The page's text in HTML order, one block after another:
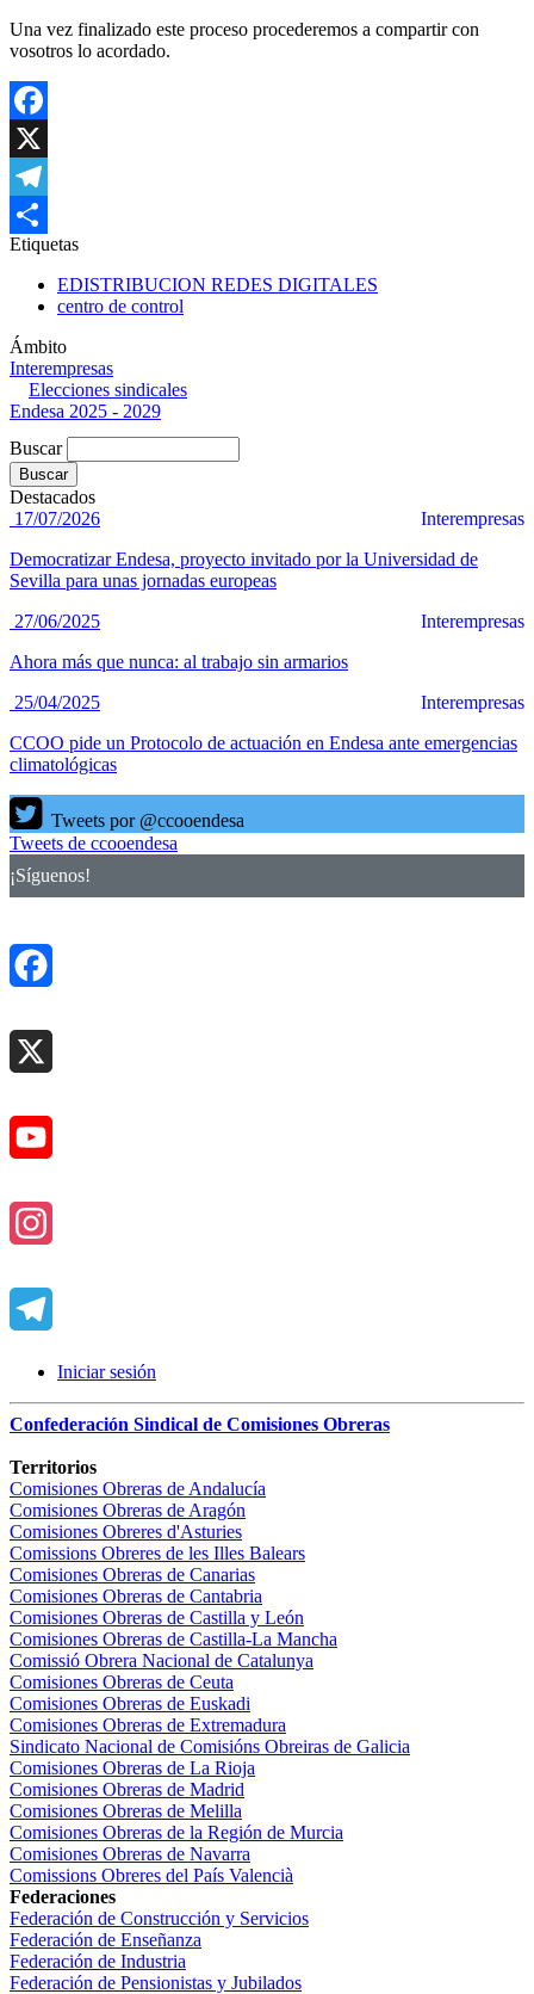
Una vez finalizado este proceso procederemos a compartir con
vosotros lo acordado.
Facebook
X
Telegram
Share
Etiquetas
EDISTRIBUCION REDES DIGITALES
centro de control
Ámbito
Interempresas
Elecciones sindicales
Endesa 2025 - 2029
Buscar
Destacados
Interempresas
17/07/2026
Democratizar Endesa, proyecto invitado por la Universidad de
Sevilla para unas jornadas europeas
Interempresas
27/06/2025
Ahora más que nunca: al trabajo sin armarios
Interempresas
25/04/2025
CCOO pide un Protocolo de actuación en Endesa ante emergencias
climatológicas
Tweets por @ccooendesa
Tweets de ccooendesa
¡Síguenos!
Facebook
X
YouTube
Instagram
Telegram
Iniciar sesión
Confederación Sindical de Comisiones Obreras
Territorios
Comisiones Obreras de Andalucía
Comisiones Obreras de Aragón
Comisiones Obreres d'Asturies
Comissions Obreres de les Illes Balears
Comisiones Obreras de Canarias
Comisiones Obreras de Cantabria
Comisiones Obreras de Castilla y León
Comisiones Obreras de Castilla-La Mancha
Comissió Obrera Nacional de Catalunya
Comisiones Obreras de Ceuta
Comisiones Obreras de Euskadi
Comisiones Obreras de Extremadura
Sindicato Nacional de Comisións Obreiras de Galicia
Comisiones Obreras de La Rioja
Comisiones Obreras de Madrid
Comisiones Obreras de Melilla
Comisiones Obreras de la Región de Murcia
Comisiones Obreras de Navarra
Comissions Obreres del País Valencià
Federaciones
Federación de Construcción y Servicios
Federación de Enseñanza
Federación de Industria
Federación de Pensionistas y Jubilados